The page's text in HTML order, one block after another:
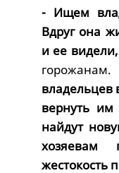
- Ищем
Вдруг она
и ее
владельцев
вернуть им
найдут
хозяевам
жестокость